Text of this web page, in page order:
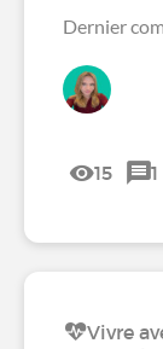
Dernier
15 1
Vivre